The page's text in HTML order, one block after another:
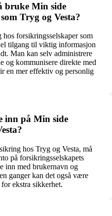
bruke Min side
Tryg og Vesta?
forsikringsselskaper som
tilgang til viktig informasjon
Man kan selv administrere
og kommunisere direkte med
en mer effektiv og personlig
inn på Min side
hos Tryg og Vesta, må
på forsikringsselskapets
inn med brukernavn og
ganger kan det også være
ekstra sikkerhet.